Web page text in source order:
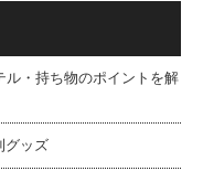
ル・持ち物のポイントを解
グッズ